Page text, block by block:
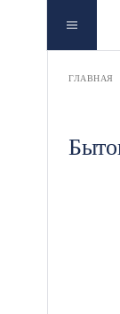
ГЛАВНАЯ